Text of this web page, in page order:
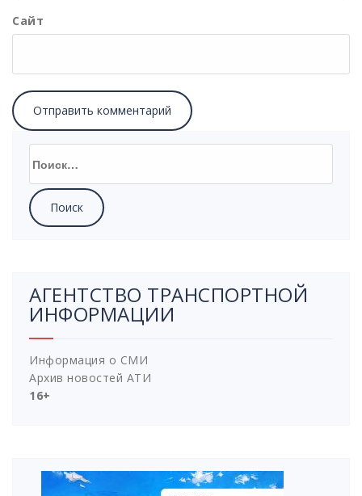
Сайт
АГЕНТСТВО ТРАНСПОРТНОЙ
ИНФОРМАЦИИ
Информация о СМИ
Архив новостей АТИ
16+